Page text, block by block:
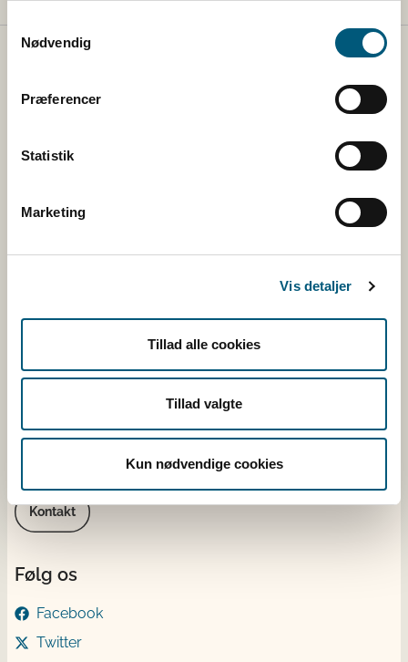
Samtykkevalg
Nødvendig
Præferencer
Statistik
Marketing
Vis detaljer
Tillad alle cookies
Tillad valgte
Kun nødvendige cookies
Fødevarestyrelsen tager sig af regler på veterinær- og
via vejledning og via kontrol med fødevarer, foder,
Betaling til Fødevarestyrelsen
Mandag - torsdag: 9 - 16
Kontakt
Følg os
Facebook
Twitter